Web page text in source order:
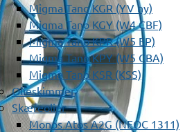
Migma Tano KGR (YV ny)
Migma Tano KGY (W4 CBF)
Migma Tano KPR (W5 EP)
Migma Tano KPY (W5 CBA)
Migma Tano KSR (KSS)
Olieskimmer
Skæreolier
Monos Atos A2G (NEOC 1311)